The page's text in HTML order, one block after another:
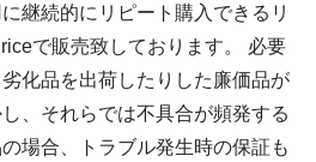
継続的にリピート購入できるリ
で販売致しております。 必要
化品を出荷したりした廉価品が
、それらでは不具合が頻発する
場合、トラブル発生時の保証も